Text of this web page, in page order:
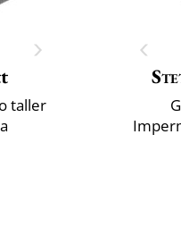
taller